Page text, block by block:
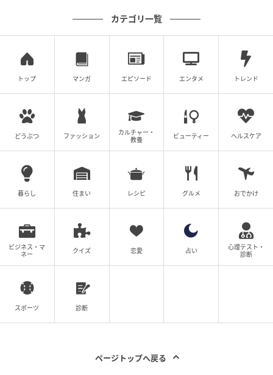
カテゴリ一覧
トップ マンガ エピソード エンタメ トレンド
どうぶつ ファッション
カルチャー・
教養
ビューティー ヘルスケア
暮らし 住まい レシピ グルメ おでかけ
ビジネス・マ
ネー
クイズ 恋愛 占い
心理テスト・
診断
スポーツ 診断
ページトップへ戻る